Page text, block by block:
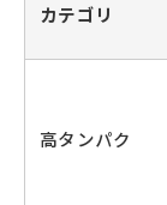
カテゴリ
高タンパク